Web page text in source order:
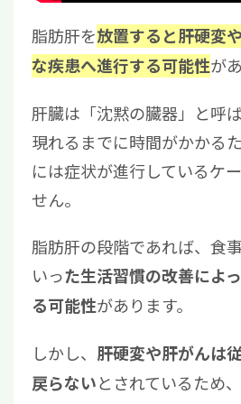
脂肪肝を放置すると肝硬変
な疾患へ進行する可能性が
肝臓は「沈黙の臓器」と呼
現れるまでに時間がかかる
には症状が進行しているケ
せん。
脂肪肝の段階であれば、食
いった生活習慣の改善によ
る可能性があります。
しかし、 肝硬変や肝がんは
戻らないとされているため